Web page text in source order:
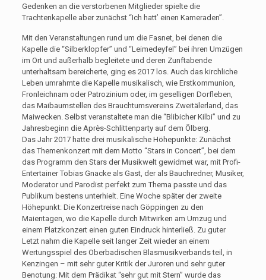
Gedenken an die verstorbenen Mitglieder spielte die
Trachtenkapelle aber zunächst “Ich hatt’ einen Kameraden”.
Mit den Veranstaltungen rund um die Fasnet, bei denen die
Kapelle die “Silberklopfer” und “Leimedeyfel” bei ihren Umzügen
im Ort und außerhalb begleitete und deren Zunftabende
unterhaltsam bereicherte, ging es 2017 los. Auch das kirchliche
Leben umrahmte die Kapelle musikalisch, wie Erstkommunion,
Fronleichnam oder Patrozinium oder, im geselligen Dorfleben,
das Maibaumstellen des Brauchtumsvereins Zweitälerland, das
Maiwecken. Selbst veranstaltete man die “Blibicher Kilbi” und zu
Jahresbeginn die Après-Schlittenparty auf dem Ölberg.
Das Jahr 2017 hatte drei musikalische Höhepunkte: Zunächst
das Themenkonzert mit dem Motto “Stars in Concert”, bei dem
das Programm den Stars der Musikwelt gewidmet war, mit Profi-
Entertainer Tobias Gnacke als Gast, der als Bauchredner, Musiker,
Moderator und Parodist perfekt zum Thema passte und das
Publikum bestens unterhielt. Eine Woche später der zweite
Höhepunkt: Die Konzertreise nach Göppingen zu den
Maientagen, wo die Kapelle durch Mitwirken am Umzug und
einem Platzkonzert einen guten Eindruck hinterließ. Zu guter
Letzt nahm die Kapelle seit langer Zeit wieder an einem
Wertungsspiel des Oberbadischen Blasmusikverbands teil, in
Kenzingen – mit sehr guter Kritik der Juroren und sehr guter
Benotung: Mit dem Prädikat “sehr gut mit Stern” wurde das